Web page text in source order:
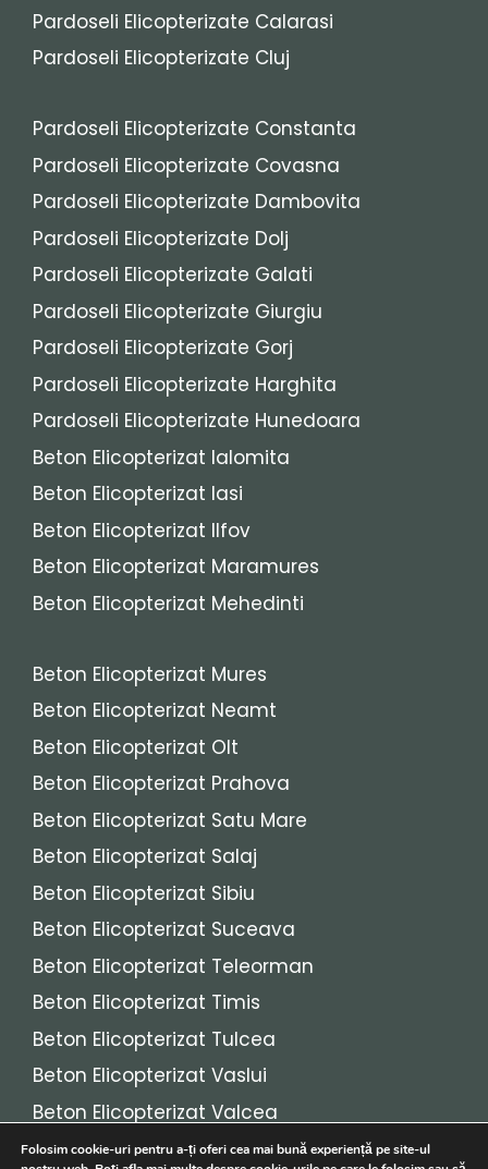
Pardoseli Elicopterizate Calarasi
Pardoseli Elicopterizate Cluj
Pardoseli Elicopterizate Constanta
Pardoseli Elicopterizate Covasna
Pardoseli Elicopterizate Dambovita
Pardoseli Elicopterizate Dolj
Pardoseli Elicopterizate Galati
Pardoseli Elicopterizate Giurgiu
Pardoseli Elicopterizate Gorj
Pardoseli Elicopterizate Harghita
Pardoseli Elicopterizate Hunedoara
Beton Elicopterizat Ialomita
Beton Elicopterizat Iasi
Beton Elicopterizat Ilfov
Beton Elicopterizat Maramures
Beton Elicopterizat Mehedinti
Beton Elicopterizat Mures
Beton Elicopterizat Neamt
Beton Elicopterizat Olt
Beton Elicopterizat Prahova
Beton Elicopterizat Satu Mare
Beton Elicopterizat Salaj
Beton Elicopterizat Sibiu
Beton Elicopterizat Suceava
Beton Elicopterizat Teleorman
Beton Elicopterizat Timis
Beton Elicopterizat Tulcea
Beton Elicopterizat Vaslui
Beton Elicopterizat Valcea
Beton Elicopterizat Vrancea
Folosim cookie-uri pentru a-ți oferi cea mai bună experiență pe site-ul